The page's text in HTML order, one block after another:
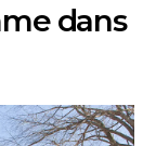
dans